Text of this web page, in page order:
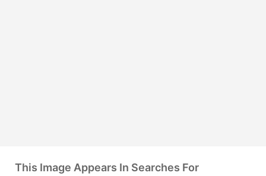
This Image Appears In Searches For